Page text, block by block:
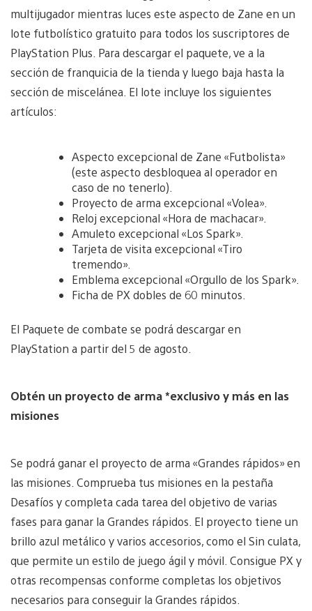
multijugador mientras luces este aspecto de Zane en un
lote futbolístico gratuito para todos los suscriptores de
PlayStation Plus. Para descargar el paquete, ve a la
sección de franquicia de la tienda y luego baja hasta la
sección de miscelánea. El lote incluye los siguientes
artículos:
Aspecto excepcional de Zane «Futbolista»
(este aspecto desbloquea al operador en
caso de no tenerlo).
Proyecto de arma excepcional «Volea».
Reloj excepcional «Hora de machacar».
Amuleto excepcional «Los Spark».
Tarjeta de visita excepcional «Tiro
tremendo».
Emblema excepcional «Orgullo de los Spark».
Ficha de PX dobles de 60 minutos.
El Paquete de combate se podrá descargar en
PlayStation a partir del 5 de agosto.
Obtén un proyecto de arma *exclusivo y más en las
misiones
Se podrá ganar el proyecto de arma «Grandes rápidos» en
las misiones. Comprueba tus misiones en la pestaña
Desafíos y completa cada tarea del objetivo de varias
fases para ganar la Grandes rápidos. El proyecto tiene un
brillo azul metálico y varios accesorios, como el Sin culata,
que permite un estilo de juego ágil y móvil. Consigue PX y
otras recompensas conforme completas los objetivos
necesarios para conseguir la Grandes rápidos.